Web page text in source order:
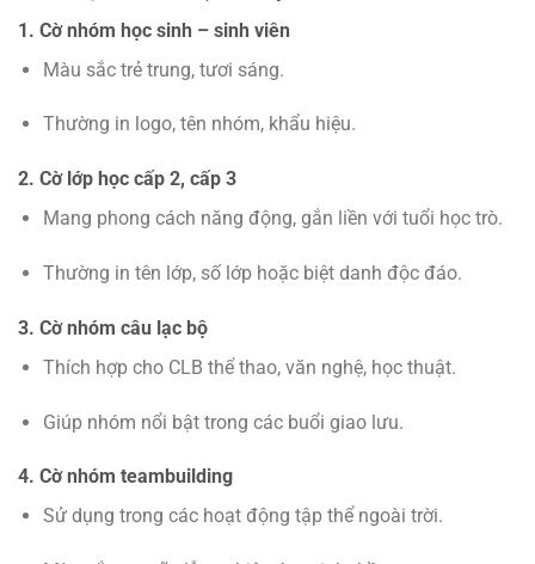
1. Cờ nhóm học sinh – sinh viên
Màu sắc trẻ trung, tươi sáng.
Thường in logo, tên nhóm, khẩu hiệu.
2. Cờ lớp học cấp 2, cấp 3
Mang phong cách năng động, gắn liền với tuổi học trò.
Thường in tên lớp, số lớp hoặc biệt danh độc đáo.
3. Cờ nhóm câu lạc bộ
Thích hợp cho CLB thể thao, văn nghệ, học thuật.
Giúp nhóm nổi bật trong các buổi giao lưu.
4. Cờ nhóm teambuilding
Sử dụng trong các hoạt động tập thể ngoài trời.